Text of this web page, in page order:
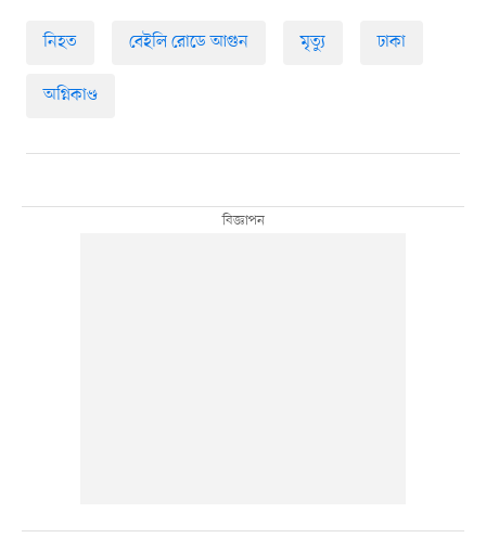
নিহত বেইলি রোডে আগুন মৃত্যু ঢাকা
অগ্নিকাণ্ড